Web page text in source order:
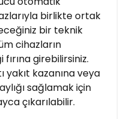
birlikte ortak
bir teknik
cihazların
girebilirsiniz.
yakıt kazanına veya
sağlamak için
çıkarılabilir.